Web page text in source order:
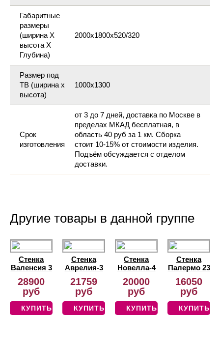
Габаритные
размеры
(ширина Х
высота Х
Глубина)
2000х1800х520/320
Размер под
ТВ (ширина х
высота)
1000х1300
Срок
изготовления
от 3 до 7 дней, доставка по Москве в
пределах МКАД бесплатная, в
область 40 руб за 1 км. Сборка
стоит 10-15% от стоимости изделия.
Подъём обсуждается с отделом
доставки.
Другие товары в данной группе
Стенка
Валенсия 3
28900
руб
КУПИТЬ
Стенка
Аврелия-3
21759
руб
КУПИТЬ
Стенка
Новелла-4
20000
руб
КУПИТЬ
Стенка
Палермо 23
16050
руб
КУПИТЬ